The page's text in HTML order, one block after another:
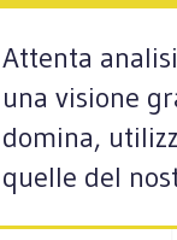
Attenta
una visione
domina,
quelle del